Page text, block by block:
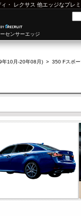
・ レクサス 他エッジなプレ
センサーエッジ
年10月-20年08月) > 350 Fスポ